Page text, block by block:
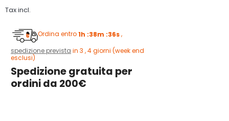
Tax incl.
Ordina entro1h :38m :35s,
spedizione prevista in 3 , 4 giorni (week end
esclusi)
Spedizione gratuita per
ordini da 200€